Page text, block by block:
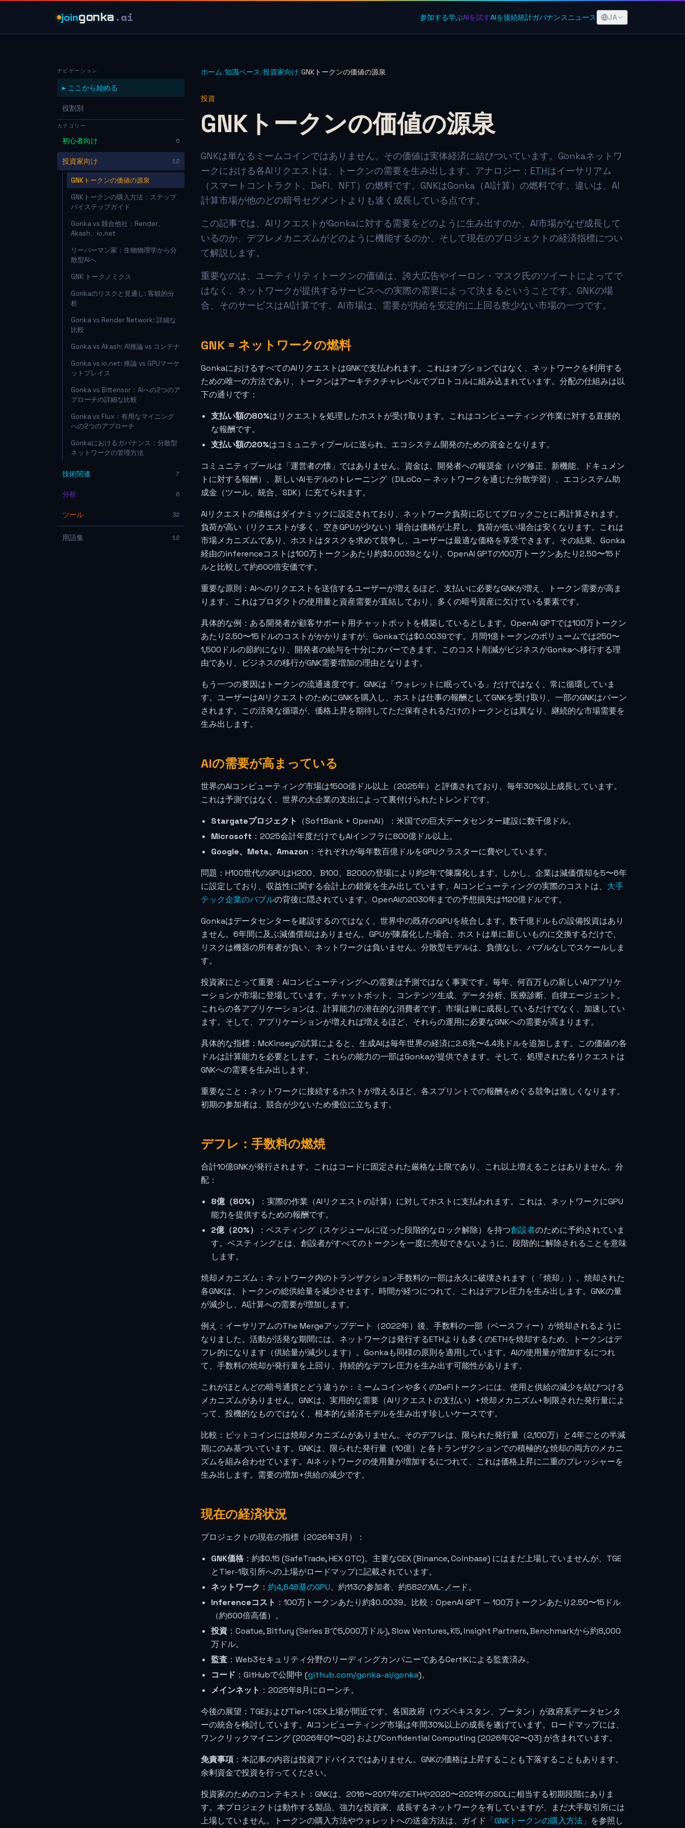
joingonka .ai 参加する学ぶAIを試すAIを接続統計ガバナンスニュース JA
ナビゲーション
▸ ここから始める
役割別
カテゴリー
初心者向け 6
投資家向け 12
GNKトークンの価値の源泉
GNKトークンの購入方法：ステップ
バイステップガイド
Gonka vs 競合他社：Render、
Akash、io.net
リーバーマン家：生物物理学から分
散型AIへ
GNK トークノミクス
Gonkaのリスクと見通し: 客観的分
析
Gonka vs Render Network: 詳細な
比較
Gonka vs Akash: AI推論 vs コンテナ
Gonka vs io.net: 推論 vs GPUマーケ
ットプレイス
Gonka vs Bittensor：AIへの2つのア
プローチの詳細な比較
Gonka vs Flux：有用なマイニング
への2つのアプローチ
Gonkaにおけるガバナンス：分散型
ネットワークの管理方法
技術関連 7
分析 6
ツール 32
用語集 12
ホーム/知識ベース/投資家向け/GNKトークンの価値の源泉
投資
GNKトークンの価値の源泉
GNKは単なるミームコインではありません。その価値は実体経済に結びついています。Gonkaネットワ
ークにおける各AIリクエストは、トークンの需要を生み出します。アナロジー： ETHはイーサリアム
（スマートコントラクト、DeFi、NFT）の燃料です。GNKはGonka（AI計算）の燃料です。違いは、AI
計算市場が他のどの暗号セグメントよりも速く成長している点です。
この記事では、AIリクエストがGonkaに対する需要をどのように生み出すのか、AI市場がなぜ成長して
いるのか、デフレメカニズムがどのように機能するのか、そして現在のプロジェクトの経済指標につい
て解説します。
重要なのは、ユーティリティトークンの価値は、誇大広告やイーロン・マスク氏のツイートによってで
はなく、ネットワークが提供するサービスへの実際の需要によって決まるということです。GNKの場
合、そのサービスはAI計算です。AI市場は、需要が供給を安定的に上回る数少ない市場の一つです。
GNK = ネットワークの燃料
GonkaにおけるすべてのAIリクエストはGNKで支払われます。これはオプションではなく、ネットワークを利用する
ための唯一の方法であり、トークンはアーキテクチャレベルでプロトコルに組み込まれています。分配の仕組みは以
下の通りです：
支払い額の80%はリクエストを処理したホストが受け取ります。これはコンピューティング作業に対する直接的
な報酬です。
支払い額の20%はコミュニティプールに送られ、エコシステム開発のための資金となります。
コミュニティプールは「運営者の懐」ではありません。資金は、開発者への報奨金（バグ修正、新機能、ドキュメン
トに対する報酬）、新しいAIモデルのトレーニング（DiLoCo — ネットワークを通じた分散学習）、エコシステム助
成金（ツール、統合、SDK）に充てられます。
AIリクエストの価格はダイナミックに設定されており、ネットワーク負荷に応じてブロックごとに再計算されます。
負荷が高い（リクエストが多く、空きGPUが少ない）場合は価格が上昇し、負荷が低い場合は安くなります。これは
市場メカニズムであり、ホストはタスクを求めて競争し、ユーザーは最適な価格を享受できます。その結果、Gonka
経由のinferenceコストは100万トークンあたり約$0.0039となり、OpenAI GPTの100万トークンあたり2.50〜15ド
ルと比較して約600倍安価です。
重要な原則：AIへのリクエストを送信するユーザーが増えるほど、支払いに必要なGNKが増え、トークン需要が高ま
ります。これはプロダクトの使用量と資産需要が直結しており、多くの暗号資産に欠けている要素です。
具体的な例：ある開発者が顧客サポート用チャットボットを構築しているとします。OpenAI GPTでは100万トークン
あたり2.50〜15ドルのコストがかかりますが、Gonkaでは$0.0039です。月間1億トークンのボリュームでは250〜
1,500ドルの節約になり、開発者の給与を十分にカバーできます。このコスト削減がビジネスがGonkaへ移行する理
由であり、ビジネスの移行がGNK需要増加の理由となります。
もう一つの要因はトークンの流通速度です。GNKは「ウォレットに眠っている」だけではなく、常に循環していま
す。ユーザーはAIリクエストのためにGNKを購入し、ホストは仕事の報酬としてGNKを受け取り、一部のGNKはバーン
されます。この活発な循環が、価格上昇を期待してただ保有されるだけのトークンとは異なり、継続的な市場需要を
生み出します。
AIの需要が高まっている
世界のAIコンピューティング市場は1500億ドル以上（2025年）と評価されており、毎年30%以上成長しています。
これは予測ではなく、世界の大企業の支出によって裏付けられたトレンドです。
Stargateプロジェクト
（SoftBank + OpenAI）：米国での巨大データセンター建設に数千億ドル。
Microsoft ：2025会計年度だけでもAIインフラに800億ドル以上。
Google、Meta、Amazon ：それぞれが毎年数百億ドルをGPUクラスターに費やしています。
問題：H100世代のGPUはH200、B100、B200の登場により約2年で陳腐化します。しかし、企業は減価償却を5〜6年
に設定しており、収益性に関する会計上の錯覚を生み出しています。AIコンピューティングの実際のコストは、 大手
テック企業のバブルの背後に隠されています。OpenAIの2030年までの予想損失は1120億ドルです。
Gonkaはデータセンターを建設するのではなく、世界中の既存のGPUを統合します。数千億ドルもの設備投資はあり
ません。6年間に及ぶ減価償却はありません。GPUが陳腐化した場合、ホストは単に新しいものに交換するだけで、
リスクは機器の所有者が負い、ネットワークは負いません。分散型モデルは、負債なし、バブルなしでスケールしま
す。
投資家にとって重要：AIコンピューティングへの需要は予測ではなく事実です。毎年、何百万もの新しいAIアプリケ
ーションが市場に登場しています。チャットボット、コンテンツ生成、データ分析、医療診断、自律エージェント。
これらの各アプリケーションは、計算能力の潜在的な消費者です。市場は単に成長しているだけでなく、加速してい
ます。そして、アプリケーションが増えれば増えるほど、それらの運用に必要なGNKへの需要が高まります。
具体的な指標：McKinseyの試算によると、生成AIは毎年世界の経済に2.6兆〜4.4兆ドルを追加します。この価値の各
ドルは計算能力を必要とします。これらの能力の一部はGonkaが提供できます。そして、処理された各リクエストは
GNKへの需要を生み出します。
重要なこと：ネットワークに接続するホストが増えるほど、各スプリントでの報酬をめぐる競争は激しくなります。
初期の参加者は、競合が少ないため優位に立ちます。
デフレ：手数料の燃焼
合計10億GNKが発行されます。これはコードに固定された厳格な上限であり、これ以上増えることはありません。分
配：
8億（80%）
：実際の作業（AIリクエストの計算）に対してホストに支払われます。これは、ネットワークにGPU
能力を提供するための報酬です。
2億（20%）
：ベスティング（スケジュールに従った段階的なロック解除）を持つ創設者のために予約されていま
す。ベスティングとは、創設者がすべてのトークンを一度に売却できないように、段階的に解除されることを意味
します。
焼却メカニズム：ネットワーク内のトランザクション手数料の一部は永久に破壊されます（「焼却」）。焼却された
各GNKは、トークンの総供給量を減少させます。時間が経つにつれて、これはデフレ圧力を生み出します。GNKの量
が減少し、AI計算への需要が増加します。
例え：イーサリアムのThe Mergeアップデート（2022年）後、手数料の一部（ベースフィー）が焼却されるように
なりました。活動が活発な期間には、ネットワークは発行するETHよりも多くのETHを焼却するため、トークンはデ
フレ的になります（供給量が減少します）。Gonkaも同様の原則を適用しています。AIの使用量が増加するにつれ
て、手数料の焼却が発行量を上回り、持続的なデフレ圧力を生み出す可能性があります。
これがほとんどの暗号通貨とどう違うか：ミームコインや多くのDeFiトークンには、使用と供給の減少を結びつける
メカニズムがありません。GNKは、実用的な需要（AIリクエストの支払い）+焼却メカニズム+制限された発行量によ
って、投機的なものではなく、根本的な経済モデルを生み出す珍しいケースです。
比較：ビットコインには焼却メカニズムがありません。そのデフレは、限られた発行量（2,100万）と4年ごとの半減
期にのみ基づいています。GNKは、限られた発行量（10億）と各トランザクションでの積極的な焼却の両方のメカニ
ズムを組み合わせています。AIネットワークの使用量が増加するにつれて、これは価格上昇に二重のプレッシャーを
生み出します。需要の増加+供給の減少です。
現在の経済状況
プロジェクトの現在の指標（2026年3月）：
GNK価格 ：約$0.15 (SafeTrade, HEXOTC)。主要なCEX(Binance, Coinbase) にはまだ上場していませんが、TGE
とTier-1取引所への上場がロードマップに記載されています。
ネットワーク ： 約4,648基のGPU、約113の参加者、約582のML-ノード。
Inferenceコスト ：100万トークンあたり約$0.0039。比較：OpenAI GPT — 100万トークンあたり2.50〜15ドル
（約600倍高価）。
投資 ：Coatue, Bitfury (Series Bで5,000万ドル), Slow Ventures, K5, Insight Partners, Benchmarkから約8,000
万ドル。
監査 ：Web3セキュリティ分野のリーディングカンパニーであるCertiKによる監査済み。
コード ：GitHubで公開中 (github.com/gonka-ai/gonka)。
メインネット ：2025年8月にローンチ。
今後の展望：TGEおよびTier-1 CEX上場が間近です。各国政府（ウズベキスタン、ブータン）が政府系データセンタ
ーの統合を検討しています。AIコンピューティング市場は年間30%以上の成長を遂げています。ロードマップには、
ワンクリックマイニング (2026年Q1〜Q2) およびConfidential Computing (2026年Q2〜Q3) が含まれています。
免責事項 ：本記事の内容は投資アドバイスではありません。GNKの価格は上昇することも下落することもあります。
余剰資金で投資を行ってください。
投資家のためのコンテキスト：GNKは、2016〜2017年のETHや2020〜2021年のSOLに相当する初期段階にありま
す。本プロジェクトは動作する製品、強力な投資家、成長するネットワークを有していますが、まだ大手取引所には
上場していません。トークンの購入方法やウォレットへの送金方法は、ガイド 「GNKトークンの購入方法」 を参照し